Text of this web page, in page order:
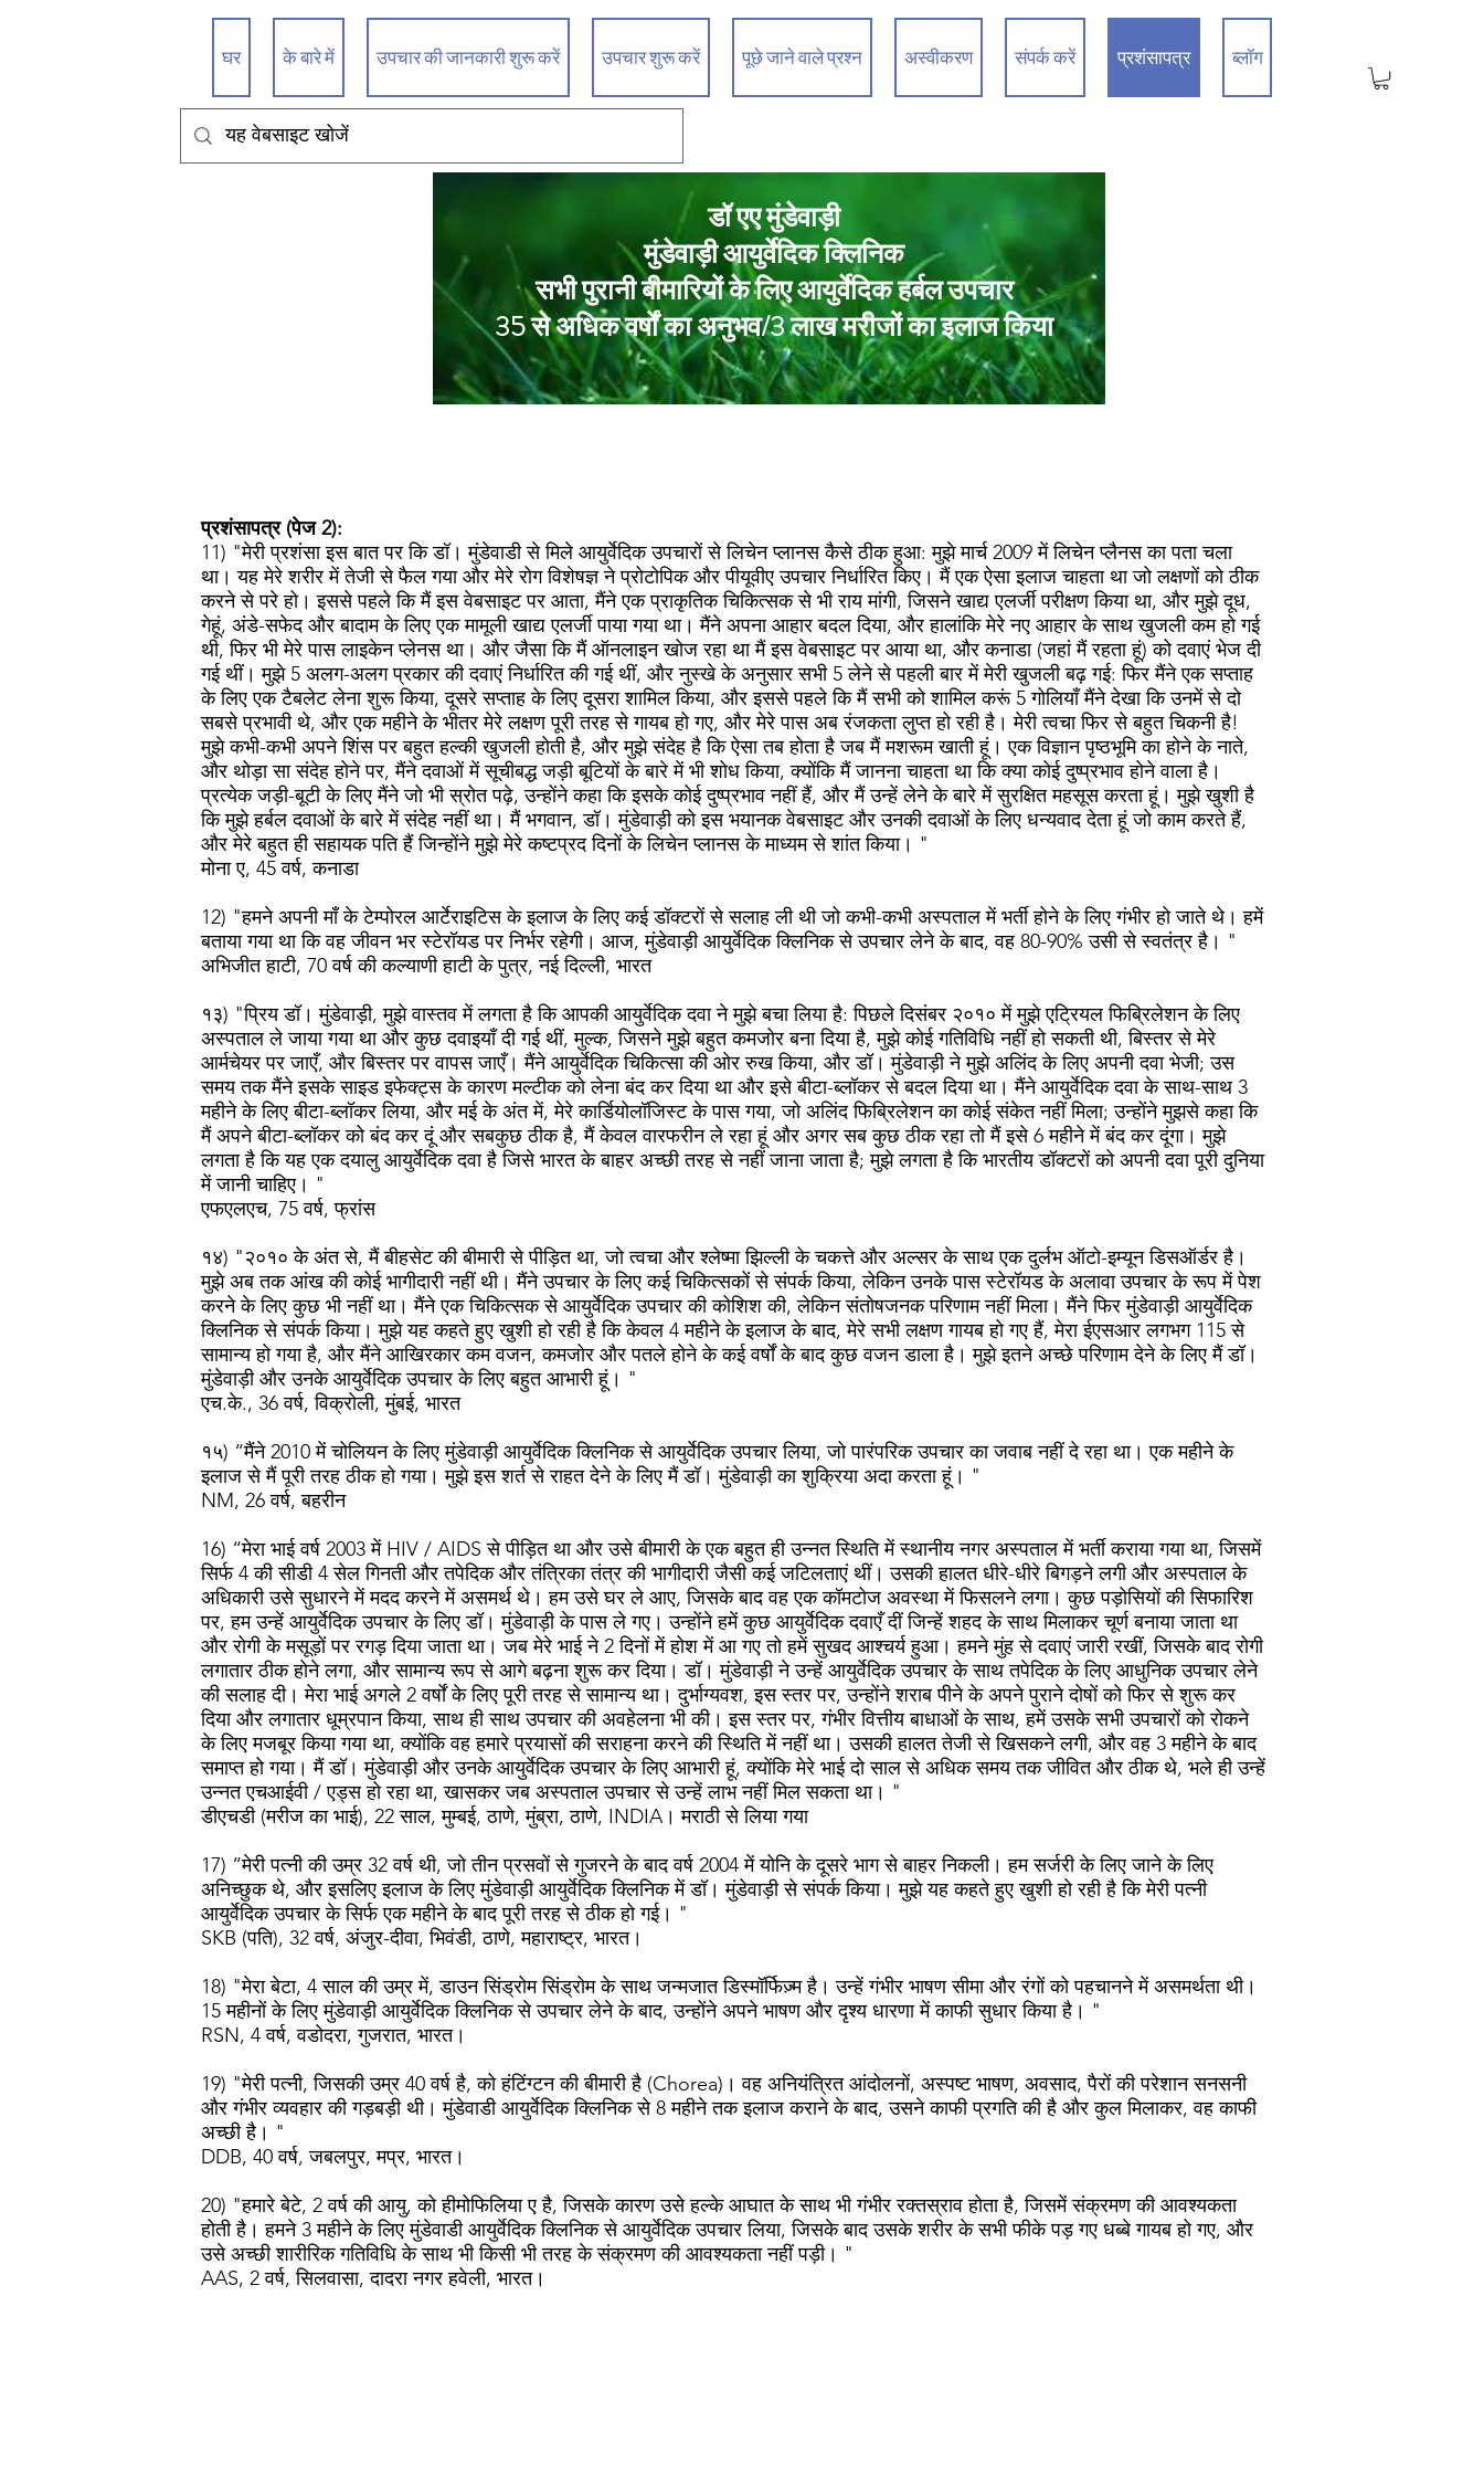
घर के बारे में उपचार की जानकारी शुरू करें उपचार शुरू करें पूछे जाने वाले प्रश्न अस्वीकरण संपर्क करें प्रशंसापत्र ब्लॉग
डॉ एए मुंडेवाड़ी
मुंडेवाड़ी आयुर्वेदिक क्लिनिक
सभी पुरानी बीमारियों के लिए आयुर्वेदिक हर्बल उपचार
35 से अधिक वर्षों का अनुभव/3 लाख मरीजों का इलाज किया
प्रशंसापत्र (पेज 2):
11) "मेरी प्रशंसा इस बात पर कि डॉ। मुंडेवाडी से मिले आयुर्वेदिक उपचारों से लिचेन प्लानस कैसे ठीक हुआ: मुझे मार्च 2009 में लिचेन प्लैनस का पता चला
था। यह मेरे शरीर में तेजी से फैल गया और मेरे रोग विशेषज्ञ ने प्रोटोपिक और पीयूवीए उपचार निर्धारित किए। मैं एक ऐसा इलाज चाहता था जो लक्षणों को ठीक
करने से परे हो। इससे पहले कि मैं इस वेबसाइट पर आता, मैंने एक प्राकृतिक चिकित्सक से भी राय मांगी, जिसने खाद्य एलर्जी परीक्षण किया था, और मुझे दूध,
गेहूं, अंडे-सफेद और बादाम के लिए एक मामूली खाद्य एलर्जी पाया गया था। मैंने अपना आहार बदल दिया, और हालांकि मेरे नए आहार के साथ खुजली कम हो गई
थी, फिर भी मेरे पास लाइकेन प्लेनस था। और जैसा कि मैं ऑनलाइन खोज रहा था मैं इस वेबसाइट पर आया था, और कनाडा (जहां मैं रहता हूं) को दवाएं भेज दी
गई थीं। मुझे 5 अलग-अलग प्रकार की दवाएं निर्धारित की गई थीं, और नुस्खे के अनुसार सभी 5 लेने से पहली बार में मेरी खुजली बढ़ गई: फिर मैंने एक सप्ताह
के लिए एक टैबलेट लेना शुरू किया, दूसरे सप्ताह के लिए दूसरा शामिल किया, और इससे पहले कि मैं सभी को शामिल करूं 5 गोलियाँ मैंने देखा कि उनमें से दो
सबसे प्रभावी थे, और एक महीने के भीतर मेरे लक्षण पूरी तरह से गायब हो गए, और मेरे पास अब रंजकता लुप्त हो रही है। मेरी त्वचा फिर से बहुत चिकनी है!
मुझे कभी-कभी अपने शिंस पर बहुत हल्की खुजली होती है, और मुझे संदेह है कि ऐसा तब होता है जब मैं मशरूम खाती हूं। एक विज्ञान पृष्ठभूमि का होने के नाते,
और थोड़ा सा संदेह होने पर, मैंने दवाओं में सूचीबद्ध जड़ी बूटियों के बारे में भी शोध किया, क्योंकि मैं जानना चाहता था कि क्या कोई दुष्प्रभाव होने वाला है।
प्रत्येक जड़ी-बूटी के लिए मैंने जो भी स्रोत पढ़े, उन्होंने कहा कि इसके कोई दुष्प्रभाव नहीं हैं, और मैं उन्हें लेने के बारे में सुरक्षित महसूस करता हूं। मुझे खुशी है
कि मुझे हर्बल दवाओं के बारे में संदेह नहीं था। मैं भगवान, डॉ। मुंडेवाड़ी को इस भयानक वेबसाइट और उनकी दवाओं के लिए धन्यवाद देता हूं जो काम करते हैं,
और मेरे बहुत ही सहायक पति हैं जिन्होंने मुझे मेरे कष्टप्रद दिनों के लिचेन प्लानस के माध्यम से शांत किया। "
मोना ए, 45 वर्ष, कनाडा
12) "हमने अपनी माँ के टेम्पोरल आर्टेराइटिस के इलाज के लिए कई डॉक्टरों से सलाह ली थी जो कभी-कभी अस्पताल में भर्ती होने के लिए गंभीर हो जाते थे। हमें
बताया गया था कि वह जीवन भर स्टेरॉयड पर निर्भर रहेगी। आज, मुंडेवाड़ी आयुर्वेदिक क्लिनिक से उपचार लेने के बाद, वह 80-90% उसी से स्वतंत्र है। "
अभिजीत हाटी, 70 वर्ष की कल्याणी हाटी के पुत्र, नई दिल्ली, भारत
१३) "प्रिय डॉ। मुंडेवाड़ी, मुझे वास्तव में लगता है कि आपकी आयुर्वेदिक दवा ने मुझे बचा लिया है: पिछले दिसंबर २०१० में मुझे एट्रियल फिब्रिलेशन के लिए
अस्पताल ले जाया गया था और कुछ दवाइयाँ दी गई थीं, मुल्क, जिसने मुझे बहुत कमजोर बना दिया है, मुझे कोई गतिविधि नहीं हो सकती थी, बिस्तर से मेरे
आर्मचेयर पर जाएँ, और बिस्तर पर वापस जाएँ। मैंने आयुर्वेदिक चिकित्सा की ओर रुख किया, और डॉ। मुंडेवाड़ी ने मुझे अलिंद के लिए अपनी दवा भेजी; उस
समय तक मैंने इसके साइड इफेक्ट्स के कारण मल्टीक को लेना बंद कर दिया था और इसे बीटा-ब्लॉकर से बदल दिया था। मैंने आयुर्वेदिक दवा के साथ-साथ 3
महीने के लिए बीटा-ब्लॉकर लिया, और मई के अंत में, मेरे कार्डियोलॉजिस्ट के पास गया, जो अलिंद फिब्रिलेशन का कोई संकेत नहीं मिला; उन्होंने मुझसे कहा कि
मैं अपने बीटा-ब्लॉकर को बंद कर दूं और सबकुछ ठीक है, मैं केवल वारफरीन ले रहा हूं और अगर सब कुछ ठीक रहा तो मैं इसे 6 महीने में बंद कर दूंगा। मुझे
लगता है कि यह एक दयालु आयुर्वेदिक दवा है जिसे भारत के बाहर अच्छी तरह से नहीं जाना जाता है; मुझे लगता है कि भारतीय डॉक्टरों को अपनी दवा पूरी दुनिया
में जानी चाहिए। "
एफएलएच, 75 वर्ष, फ्रांस
१४) "२०१० के अंत से, मैं बीहसेट की बीमारी से पीड़ित था, जो त्वचा और श्लेष्मा झिल्ली के चकत्ते और अल्सर के साथ एक दुर्लभ ऑटो-इम्यून डिसऑर्डर है।
मुझे अब तक आंख की कोई भागीदारी नहीं थी। मैंने उपचार के लिए कई चिकित्सकों से संपर्क किया, लेकिन उनके पास स्टेरॉयड के अलावा उपचार के रूप में पेश
करने के लिए कुछ भी नहीं था। मैंने एक चिकित्सक से आयुर्वेदिक उपचार की कोशिश की, लेकिन संतोषजनक परिणाम नहीं मिला। मैंने फिर मुंडेवाड़ी आयुर्वेदिक
क्लिनिक से संपर्क किया। मुझे यह कहते हुए खुशी हो रही है कि केवल 4 महीने के इलाज के बाद, मेरे सभी लक्षण गायब हो गए हैं, मेरा ईएसआर लगभग 115 से
सामान्य हो गया है, और मैंने आखिरकार कम वजन, कमजोर और पतले होने के कई वर्षों के बाद कुछ वजन डाला है। मुझे इतने अच्छे परिणाम देने के लिए मैं डॉ।
मुंडेवाड़ी और उनके आयुर्वेदिक उपचार के लिए बहुत आभारी हूं। "
एच.के., 36 वर्ष, विक्रोली, मुंबई, भारत
१५) “मैंने 2010 में चोलियन के लिए मुंडेवाड़ी आयुर्वेदिक क्लिनिक से आयुर्वेदिक उपचार लिया, जो पारंपरिक उपचार का जवाब नहीं दे रहा था। एक महीने के
इलाज से मैं पूरी तरह ठीक हो गया। मुझे इस शर्त से राहत देने के लिए मैं डॉ। मुंडेवाड़ी का शुक्रिया अदा करता हूं। "
NM, 26 वर्ष, बहरीन
16) “मेरा भाई वर्ष 2003 में HIV / AIDS से पीड़ित था और उसे बीमारी के एक बहुत ही उन्नत स्थिति में स्थानीय नगर अस्पताल में भर्ती कराया गया था, जिसमें
सिर्फ 4 की सीडी 4 सेल गिनती और तपेदिक और तंत्रिका तंत्र की भागीदारी जैसी कई जटिलताएं थीं। उसकी हालत धीरे-धीरे बिगड़ने लगी और अस्पताल के
अधिकारी उसे सुधारने में मदद करने में असमर्थ थे। हम उसे घर ले आए, जिसके बाद वह एक कॉमटोज अवस्था में फिसलने लगा। कुछ पड़ोसियों की सिफारिश
पर, हम उन्हें आयुर्वेदिक उपचार के लिए डॉ। मुंडेवाड़ी के पास ले गए। उन्होंने हमें कुछ आयुर्वेदिक दवाएँ दीं जिन्हें शहद के साथ मिलाकर चूर्ण बनाया जाता था
और रोगी के मसूड़ों पर रगड़ दिया जाता था। जब मेरे भाई ने 2 दिनों में होश में आ गए तो हमें सुखद आश्चर्य हुआ। हमने मुंह से दवाएं जारी रखीं, जिसके बाद रोगी
लगातार ठीक होने लगा, और सामान्य रूप से आगे बढ़ना शुरू कर दिया। डॉ। मुंडेवाड़ी ने उन्हें आयुर्वेदिक उपचार के साथ तपेदिक के लिए आधुनिक उपचार लेने
की सलाह दी। मेरा भाई अगले 2 वर्षों के लिए पूरी तरह से सामान्य था। दुर्भाग्यवश, इस स्तर पर, उन्होंने शराब पीने के अपने पुराने दोषों को फिर से शुरू कर
दिया और लगातार धूम्रपान किया, साथ ही साथ उपचार की अवहेलना भी की। इस स्तर पर, गंभीर वित्तीय बाधाओं के साथ, हमें उसके सभी उपचारों को रोकने
के लिए मजबूर किया गया था, क्योंकि वह हमारे प्रयासों की सराहना करने की स्थिति में नहीं था। उसकी हालत तेजी से खिसकने लगी, और वह 3 महीने के बाद
समाप्त हो गया। मैं डॉ। मुंडेवाड़ी और उनके आयुर्वेदिक उपचार के लिए आभारी हूं, क्योंकि मेरे भाई दो साल से अधिक समय तक जीवित और ठीक थे, भले ही उन्हें
उन्नत एचआईवी / एड्स हो रहा था, खासकर जब अस्पताल उपचार से उन्हें लाभ नहीं मिल सकता था। "
डीएचडी (मरीज का भाई), 22 साल, मुम्बई, ठाणे, मुंब्रा, ठाणे, INDIA। मराठी से लिया गया
17) “मेरी पत्नी की उम्र 32 वर्ष थी, जो तीन प्रसवों से गुजरने के बाद वर्ष 2004 में योनि के दूसरे भाग से बाहर निकली। हम सर्जरी के लिए जाने के लिए
अनिच्छुक थे, और इसलिए इलाज के लिए मुंडेवाड़ी आयुर्वेदिक क्लिनिक में डॉ। मुंडेवाड़ी से संपर्क किया। मुझे यह कहते हुए खुशी हो रही है कि मेरी पत्नी
आयुर्वेदिक उपचार के सिर्फ एक महीने के बाद पूरी तरह से ठीक हो गई। "
SKB (पति), 32 वर्ष, अंजुर-दीवा, भिवंडी, ठाणे, महाराष्ट्र, भारत।
18) "मेरा बेटा, 4 साल की उम्र में, डाउन सिंड्रोम सिंड्रोम के साथ जन्मजात डिस्मॉर्फिज़्म है। उन्हें गंभीर भाषण सीमा और रंगों को पहचानने में असमर्थता थी।
15 महीनों के लिए मुंडेवाड़ी आयुर्वेदिक क्लिनिक से उपचार लेने के बाद, उन्होंने अपने भाषण और दृश्य धारणा में काफी सुधार किया है। "
RSN, 4 वर्ष, वडोदरा, गुजरात, भारत।
19) "मेरी पत्नी, जिसकी उम्र 40 वर्ष है, को हंटिंग्टन की बीमारी है (Chorea)। वह अनियंत्रित आंदोलनों, अस्पष्ट भाषण, अवसाद, पैरों की परेशान सनसनी
और गंभीर व्यवहार की गड़बड़ी थी। मुंडेवाडी आयुर्वेदिक क्लिनिक से 8 महीने तक इलाज कराने के बाद, उसने काफी प्रगति की है और कुल मिलाकर, वह काफी
अच्छी है। "
DDB, 40 वर्ष, जबलपुर, मप्र, भारत।
20) "हमारे बेटे, 2 वर्ष की आयु, को हीमोफिलिया ए है, जिसके कारण उसे हल्के आघात के साथ भी गंभीर रक्तस्राव होता है, जिसमें संक्रमण की आवश्यकता
होती है। हमने 3 महीने के लिए मुंडेवाडी आयुर्वेदिक क्लिनिक से आयुर्वेदिक उपचार लिया, जिसके बाद उसके शरीर के सभी फीके पड़ गए धब्बे गायब हो गए, और
उसे अच्छी शारीरिक गतिविधि के साथ भी किसी भी तरह के संक्रमण की आवश्यकता नहीं पड़ी। "
AAS, 2 वर्ष, सिलवासा, दादरा नगर हवेली, भारत।